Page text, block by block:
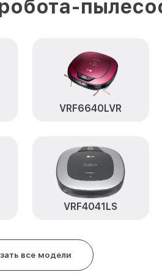
Замена материнской платы
Прошивка VRF6670LVT LG
Ремонт цепи питания
Замена датчиков управления,
движения VRF6670LVT LG
Замена колеса управления
Замена шлангов, щёток
VRF6640LVR
VRF4041LS
все модели